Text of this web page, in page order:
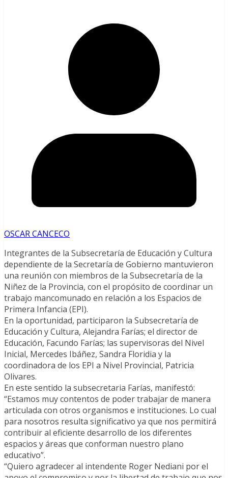
OSCAR CANCECO
Integrantes de la Subsecretaría de Educación y Cultura
dependiente de la Secretaría de Gobierno mantuvieron
una reunión con miembros de la Subsecretaría de la
Niñez de la Provincia, con el propósito de coordinar un
trabajo mancomunado en relación a los Espacios de
Primera Infancia (EPI).
En la oportunidad, participaron la Subsecretaría de
Educación y Cultura, Alejandra Farías; el director de
Educación, Facundo Farías; las supervisoras del Nivel
Inicial, Mercedes Ibáñez, Sandra Floridia y la
coordinadora de los EPI a Nivel Provincial, Patricia
Olivares.
En este sentido la subsecretaria Farías, manifestó:
“Estamos muy contentos de poder trabajar de manera
articulada con otros organismos e instituciones. Lo cual
para nosotros resulta significativo ya que nos permitirá
contribuir al eficiente desarrollo de los diferentes
espacios y áreas que conforman nuestro plano
educativo”.
“Quiero agradecer al intendente Roger Nediani por el